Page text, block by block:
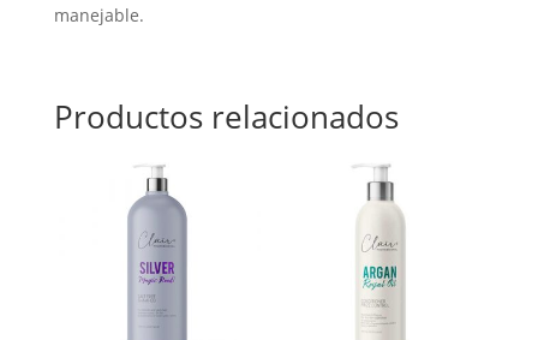
manejable.
Productos relacionados